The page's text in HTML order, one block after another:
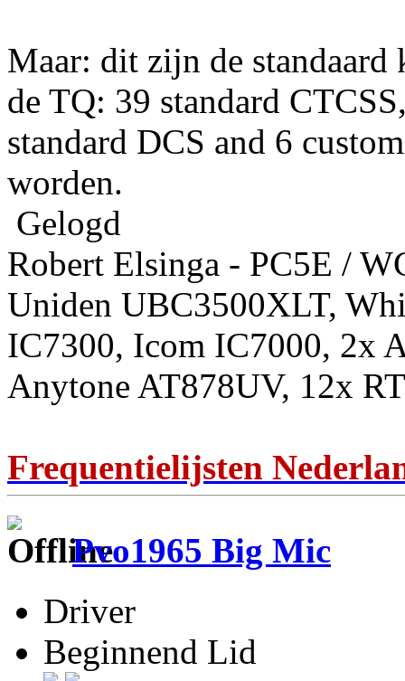
Maar: dit zijn de standaard
de TQ: 39 standard
standard DCS and 6
worden.
Gelogd
Robert Elsinga - PC5E /
Uniden UBC3500XLT,
IC7300, Icom IC7000, 2x
Anytone AT878UV, 12x
Frequentielijsten
Pvo1965 Big Mic
Driver
Beginnend Lid